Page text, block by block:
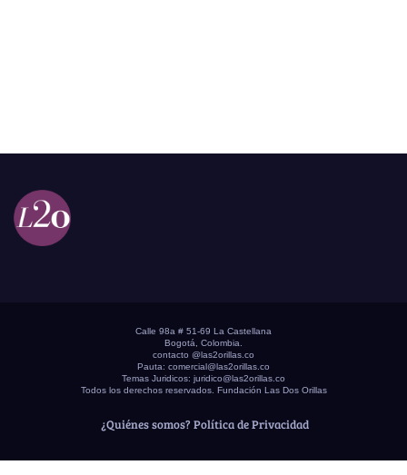
Calle 98a # 51-69 La Castellana
Bogotá, Colombia.
contacto @las2orillas.co
Pauta: comercial@las2orillas.co
Temas Juridicos: juridico@las2orillas.co
Todos los derechos reservados. Fundación Las Dos Orillas
¿Quiénes somos? Política de Privacidad